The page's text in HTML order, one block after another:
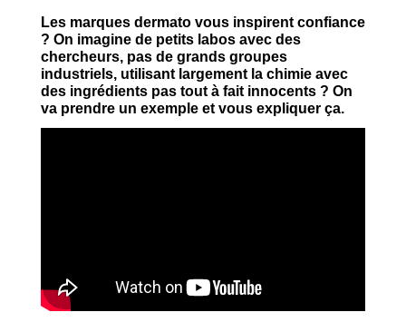
Les marques dermato vous inspirent confiance
? On imagine de petits labos avec des
chercheurs, pas de grands groupes
industriels, utilisant largement la chimie avec
des ingrédients pas tout à fait innocents ? On
va prendre un exemple et vous expliquer ça.